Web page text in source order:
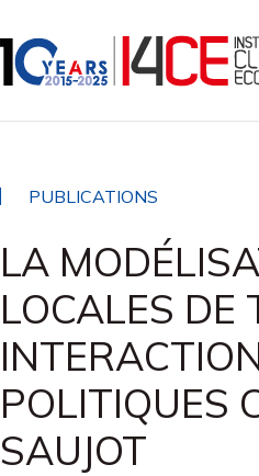
PUBLICATIONS
LA
LOCALES DE
POLITIQUES
SAUJOT